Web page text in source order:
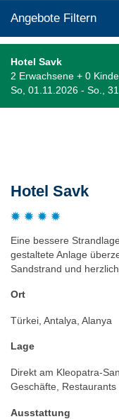
Angebote Filtern
Hotel Savk
2 Erwachsene + 0
So, 01.11.2026 - So.,
Hotel Savk
Eine bessere
gestaltete Anlage
Sandstrand und
Ort
Türkei, Antalya, Alanya
Lage
Direkt am Kleopatra-
Geschäfte,
Ausstattung